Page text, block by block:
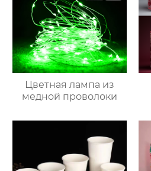
Цветная лампа из
медной проволоки